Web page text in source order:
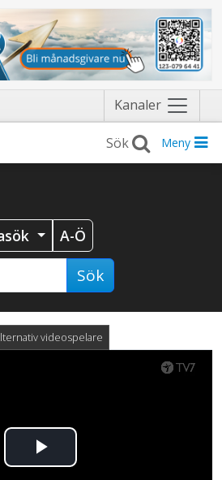
Kanaler Näytä
valikko
Meny
A-Ö
Sök
videospelare
Spela